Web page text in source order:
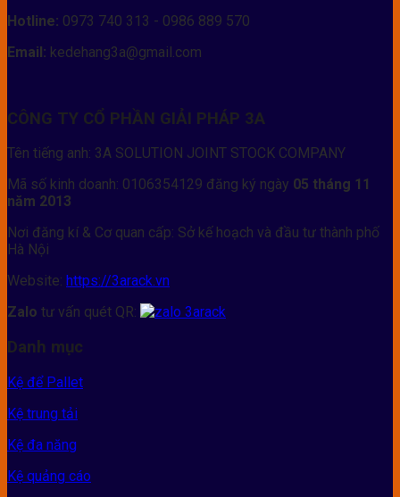
Hotline: 0973 740 313 - 0986 889 570
Email: kedehang3a@gmail.com
CÔNG TY CỔ PHẦN GIẢI PHÁP 3A
Tên tiếng anh: 3A SOLUTION JOINT STOCK COMPANY
Mã số kinh doanh: 0106354129 đăng ký ngày 05 tháng 11
năm 2013
Nơi đăng kí & Cơ quan cấp: Sở kế hoạch và đầu tư thành phố
Hà Nội
Website: https://3arack.vn
Zalo tư vấn quét QR:
Danh mục
Kệ để Pallet
Kệ trung tải
Kệ đa năng
Kệ quảng cáo